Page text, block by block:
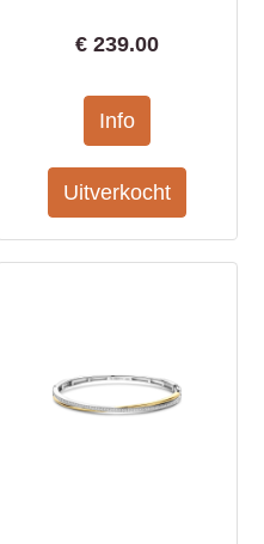
€ 239.00